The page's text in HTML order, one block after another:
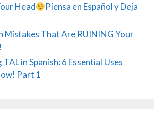
Head
Piensa en Español y Deja
Mistakes That Are RUINING Your
in Spanish: 6 Essential Uses
Part 1